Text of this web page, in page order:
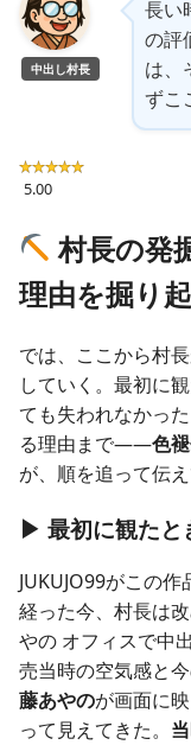
中出し村長
長い
の評
は、
ずこ
5.00
村長の発
理由を掘り
では、ここから村
していく。最初に
ても失われなかっ
る理由まで——色
が、順を追って伝え
▶ 最初に観たと
JUKUJO99がこの
経った今、村長は
やの オフィスで中
売当時の空気感と
藤あやのが画面に
って見えてきた。